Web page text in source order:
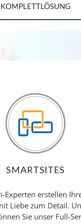
KOMPLETTLÖSUNG
SMARTSITES
Experten erstellen
Liebe zum Detail.
Sie unser Full-